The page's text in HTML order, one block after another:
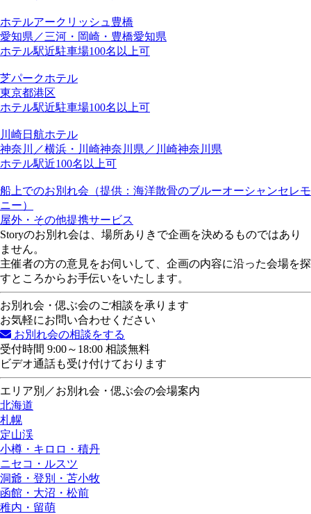
ホテルアークリッシュ豊橋
愛知県／三河・岡崎・豊橋愛知県
ホテル駅近駐車場100名以上可
芝パークホテル
東京都港区
ホテル駅近駐車場100名以上可
川崎日航ホテル
神奈川／横浜・川崎神奈川県／川崎神奈川県
ホテル駅近100名以上可
船上でのお別れ会（提供：海洋散骨のブルーオーシャンセレモ
ニー）
屋外・その他提携サービス
Storyのお別れ会は、場所ありきで企画を決めるものではあり
ません。
主催者の方の意見をお伺いして、企画の内容に沿った会場を探
すところからお手伝いをいたします。
お別れ会・偲ぶ会のご相談を承ります
お気軽にお問い合わせください
お別れ会の相談をする
受付時間 9:00～18:00 相談無料
ビデオ通話も受け付けております
エリア別／お別れ会・偲ぶ会の会場案内
北海道
札幌
定山渓
小樽・キロロ・積丹
ニセコ・ルスツ
洞爺・登別・苫小牧
函館・大沼・松前
稚内・留萌